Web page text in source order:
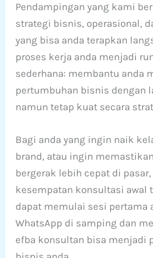
Pendampingan yang kami
strategi bisnis, operasional,
yang bisa anda terapkan
proses kerja anda menjadi
sederhana: membantu anda
pertumbuhan bisnis dengan
namun tetap kuat secara
Bagi anda yang ingin naik
brand, atau ingin
bergerak lebih cepat di
kesempatan konsultasi awal
dapat memulai sesi pertama
WhatsApp di samping dan
efba konsultan bisa menjadi